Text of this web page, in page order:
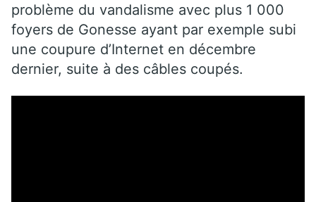
problème du vandalisme avec plus 1 000
foyers de Gonesse ayant par exemple subi
une coupure d’Internet en décembre
dernier, suite à des câbles coupés.